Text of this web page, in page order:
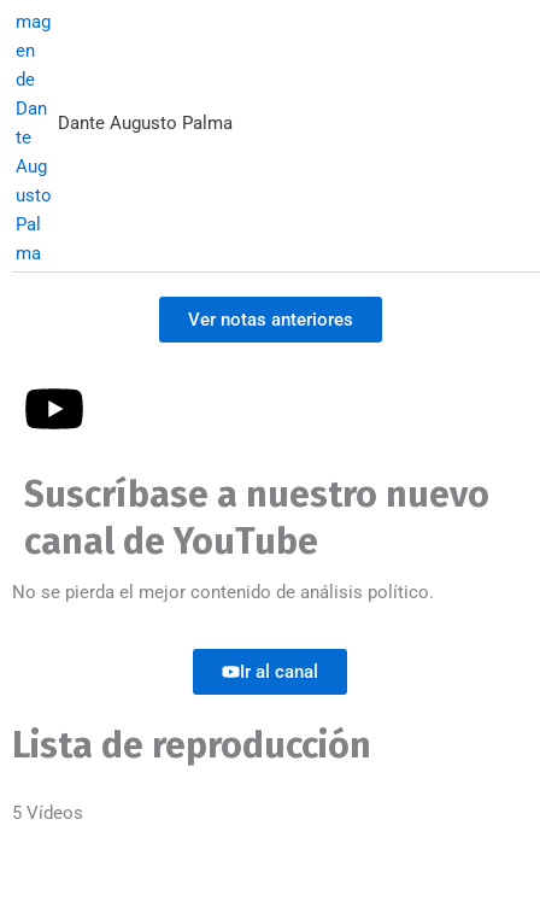
Dante Augusto Palma
Ver notas anteriores
Suscríbase a nuestro nuevo
canal de YouTube
No se pierda el mejor contenido de análisis político.
Ir al canal
Lista de reproducción
5 Vídeos